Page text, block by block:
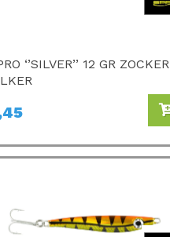
‘’SILVER’’ 12 GR ZOCKER